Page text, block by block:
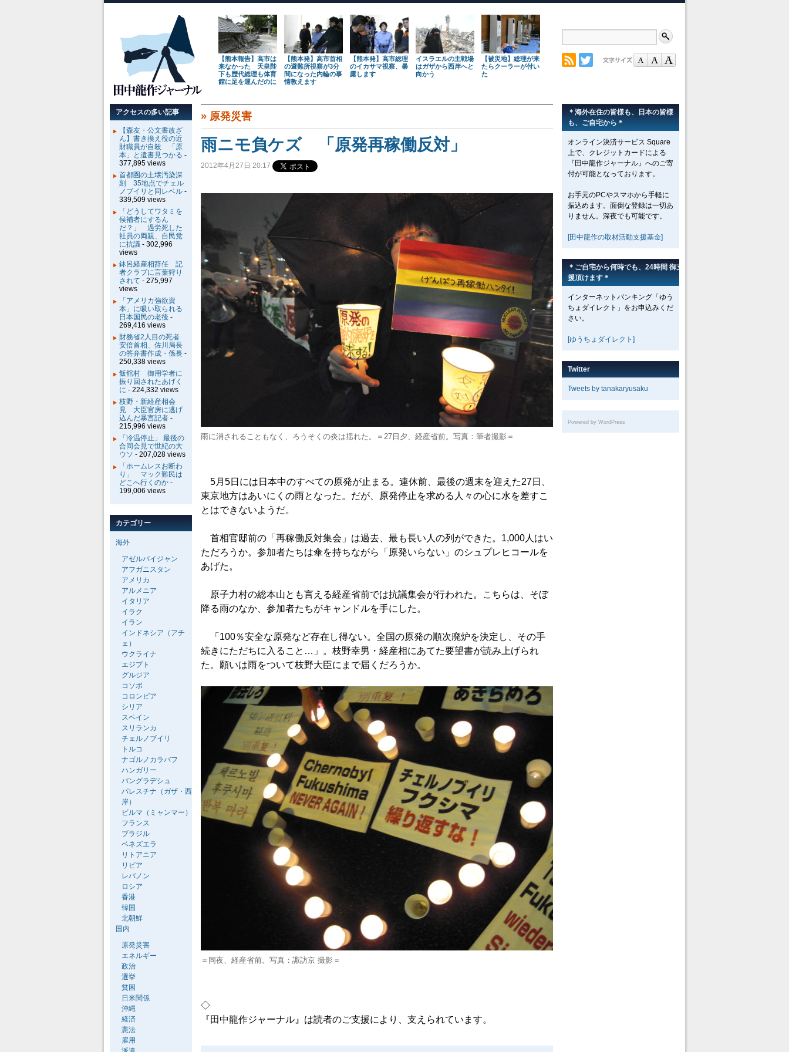
【熊本報告】高市は
来なかった 天皇陛
下も歴代総理も体育
館に足を運んだのに
【熊本発】高市首相
の避難所視察が3分
間になった内輪の事
情教えます
【熊本発】高市総理
のイカサマ視察、暴
露します
イスラエルの主戦場
はガザから西岸へと
向かう
【被災地】総理が来
たらクーラーが付い
た
» 原発災害
雨ニモ負ケズ 「原発再稼働反対」
2012年4月27日 20:17
雨に消されることもなく、ろうそくの炎は揺れた。＝27日夕、経産省前。写真：筆者撮影＝
5月5日には日本中のすべての原発が止まる。連休前、最後の週末を迎えた27日、
東京地方はあいにくの雨となった。だが、原発停止を求める人々の心に水を差すこ
とはできないようだ。
首相官邸前の「再稼働反対集会」は過去、最も長い人の列ができた。1,000人はい
ただろうか。参加者たちは傘を持ちながら「原発いらない」のシュプレヒコールを
あげた。
原子力村の総本山とも言える経産省前では抗議集会が行われた。こちらは、そぼ
降る雨のなか、参加者たちがキャンドルを手にした。
「100％安全な原発など存在し得ない。全国の原発の順次廃炉を決定し、その手
続きにただちに入ること…」。枝野幸男・経産相にあてた要望書が読み上げられ
た。願いは雨をついて枝野大臣にまで届くだろうか。
＝同夜、経産省前。写真：諏訪京 撮影＝
◇
『田中龍作ジャーナル』は読者のご支援により、支えられています。
＊海外在住の皆様も、日本の皆様
も、ご自宅から＊
オンライン決済サービス Square
上で、クレジットカードによる
『田中龍作ジャーナル』へのご寄
付が可能となっております。
お手元のPCやスマホから手軽に
振込めます。面倒な登録は一切あ
りません。深夜でも可能です。
[田中龍作の取材活動支援基金]
＊ご自宅から何時でも、24時間 御支
援頂けます＊
インターネットバンキング「ゆう
ちょダイレクト」をお申込みくだ
さい。
[ゆうちょダイレクト]
Twitter
Tweets by tanakaryusaku
Powered by WordPress
アクセスの多い記事
【森友・公文書改ざ
ん】書き換え役の近
財職員が自殺 「原
本」と遺書見つかる -
377,895 views
首都圏の土壌汚染深
刻 35地点でチェル
ノブイリと同レベル -
339,509 views
「どうしてワタミを
候補者にするん
だ？」 過労死した
社員の両親、自民党
に抗議 - 302,996
views
鉢呂経産相辞任 記
者クラブに言葉狩り
されて - 275,997
views
「アメリカ強欲資
本」に吸い取られる
日本国民の老後 -
269,416 views
財務省2人目の死者
安倍首相、佐川局長
の答弁書作成・係長 -
250,338 views
飯舘村 御用学者に
振り回されたあげく
に - 224,332 views
枝野・新経産相会
見 大臣官房に逃げ
込んだ暴言記者 -
215,996 views
「冷温停止」 最後の
合同会見で世紀の大
ウソ - 207,028 views
「ホームレスお断わ
り」 マック難民は
どこへ行くのか -
199,006 views
カテゴリー
海外
アゼルバイジャン
アフガニスタン
アメリカ
アルメニア
イタリア
イラク
イラン
インドネシア（アチ
ェ）
ウクライナ
エジプト
グルジア
コソボ
コロンビア
シリア
スペイン
スリランカ
チェルノブイリ
トルコ
ナゴルノカラバフ
ハンガリー
バングラデシュ
パレスチナ（ガザ・西
岸）
ビルマ（ミャンマー）
フランス
ブラジル
ベネズエラ
リトアニア
リビア
レバノン
ロシア
香港
韓国
北朝鮮
国内
原発災害
エネルギー
政治
選挙
貧困
日米関係
沖縄
経済
憲法
雇用